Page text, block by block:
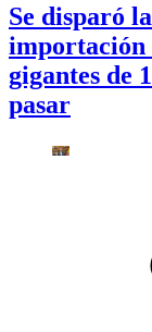
Se disparó
importación
gigantes de
pasar